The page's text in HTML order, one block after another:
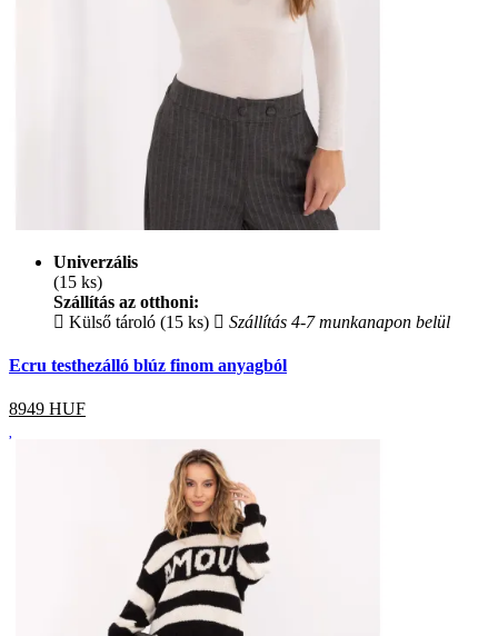
Univerzális
(15 ks)
Szállítás az otthoni:
Külső tároló (15 ks)
Szállítás 4-7 munkanapon belül
Ecru testhezálló blúz finom anyagból
8949 HUF